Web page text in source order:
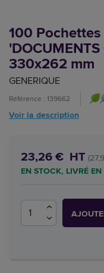
100
330x262 mm
GENERIQUE
Référence : 139662
Voir la description
23,26 € HT
EN STOCK, LIVRÉ